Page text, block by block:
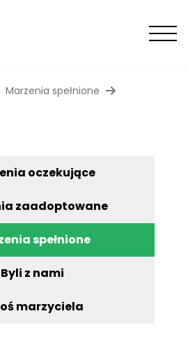
Marzenia spełnione
oczekujące
zaadoptowane
spełnione
Byli z nami
marzyciela